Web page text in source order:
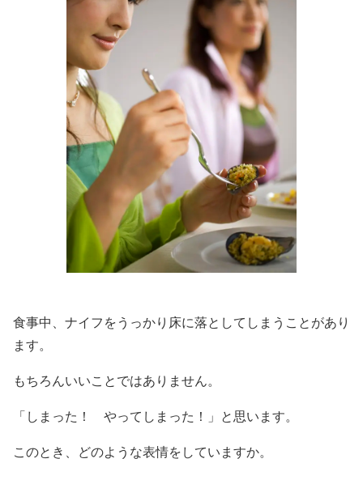
食事中、ナイフをうっかり床に落としてしまうことがあり
ます。
もちろんいいことではありません。
「しまった！ やってしまった！」と思います。
このとき、どのような表情をしていますか。